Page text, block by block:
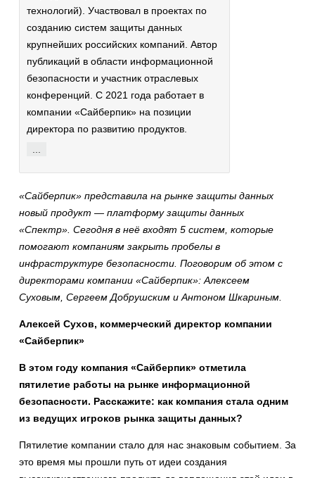
технологий). Участвовал в проектах по
созданию систем защиты данных
крупнейших российских компаний. Автор
публикаций в области информационной
безопасности и участник отраслевых
конференций. С 2021 года работает в
компании «Сайберпик» на позиции
директора по развитию продуктов.
«Сайберпик» представила на рынке защиты данных
новый продукт — платформу защиты данных
«Спектр». Сегодня в неё входят 5 систем, которые
помогают компаниям закрыть пробелы в
инфраструктуре безопасности. Поговорим об этом с
директорами компании «Сайберпик»: Алексеем
Суховым, Сергеем Добрушским и Антоном Шкариным.
Алексей Сухов, коммерческий директор компании
«Сайберпик»
В этом году компания «Сайберпик» отметила
пятилетие работы на рынке информационной
безопасности. Расскажите: как компания стала одним
из ведущих игроков рынка защиты данных?
Пятилетие компании стало для нас знаковым событием. За
это время мы прошли путь от идеи создания